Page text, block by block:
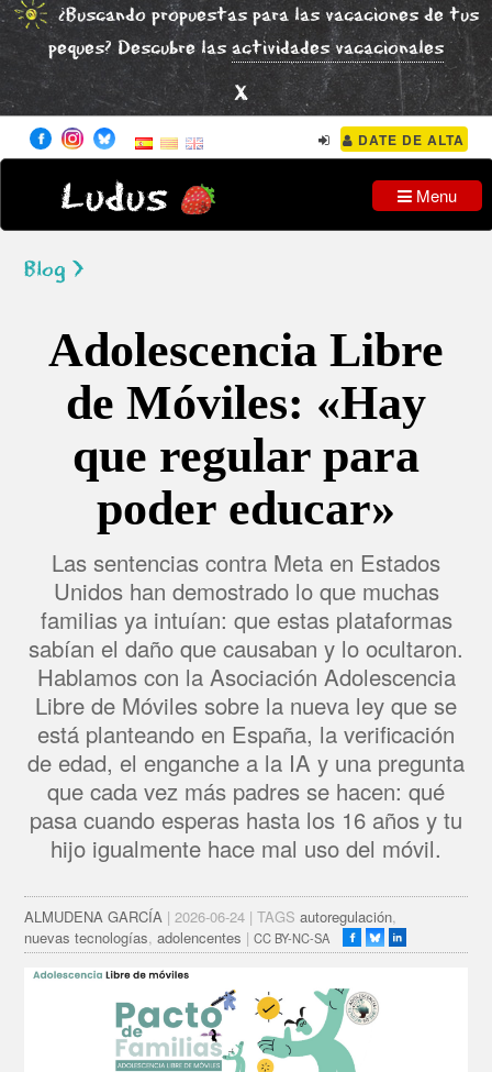
¿Buscando propuestas para las vacaciones de tus
peques? Descubre lasactividades vacacionales
x
DATE DE ALTA
Ludus Menu
Blog >
Adolescencia Libre
de Móviles: «Hay
que regular para
poder educar»
Las sentencias contra Meta en Estados
Unidos han demostrado lo que muchas
familias ya intuían: que estas plataformas
sabían el daño que causaban y lo ocultaron.
Hablamos con la Asociación Adolescencia
Libre de Móviles sobre la nueva ley que se
está planteando en España, la verificación
de edad, el enganche a la IA y una pregunta
que cada vez más padres se hacen: qué
pasa cuando esperas hasta los 16 años y tu
hijo igualmente hace mal uso del móvil.
ALMUDENA GARCÍA | 2026-06-24 | TAGSautoregulación,
nuevas tecnologías,adolencentes |CC BY-NC-SA